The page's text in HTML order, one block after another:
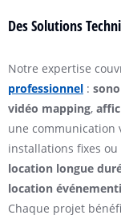
Des Solutions
Notre expertise
professionnel :
vidéo mapping,
une communication
installations fixes
location longue
location
Chaque projet